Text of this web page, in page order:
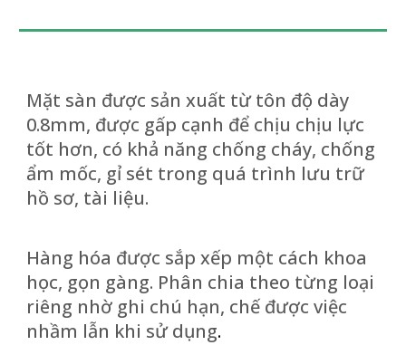
Mặt sàn được sản xuất từ tôn độ dày
0.8mm, được gấp cạnh để chịu chịu lực
tốt hơn, có khả năng chống cháy, chống
ẩm mốc, gỉ sét trong quá trình lưu trữ
hồ sơ, tài liệu.
Hàng hóa được sắp xếp một cách khoa
học, gọn gàng. Phân chia theo từng loại
riêng nhờ ghi chú hạn, chế được việc
nhầm lẫn khi sử dụng.